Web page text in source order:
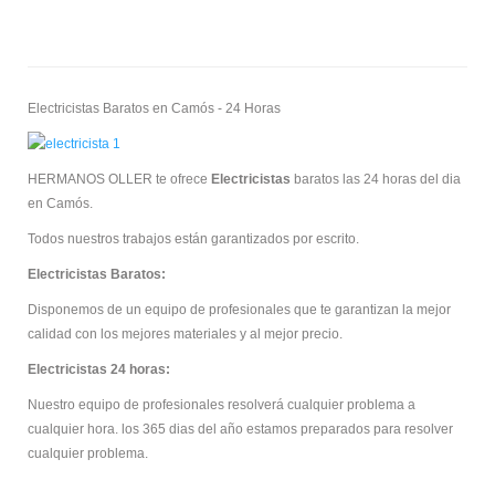
Electricistas Baratos en Camós - 24 Horas
HERMANOS OLLER te ofrece Electricistas baratos las 24 horas del dia
en Camós.
Todos nuestros trabajos están garantizados por escrito.
Electricistas Baratos:
Disponemos de un equipo de profesionales que te garantizan la mejor
calidad con los mejores materiales y al mejor precio.
Electricistas 24 horas:
Nuestro equipo de profesionales resolverá cualquier problema a
cualquier hora. los 365 dias del año estamos preparados para resolver
cualquier problema.